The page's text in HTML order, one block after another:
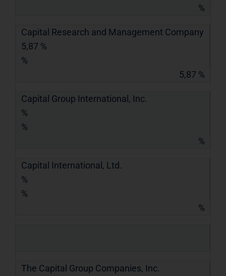
%
Capital Research and Management Company
5,87 %
%
5,87 %
Capital Group International, Inc.
%
%
%
Capital International, Ltd.
%
%
%
The Capital Group Companies, Inc.